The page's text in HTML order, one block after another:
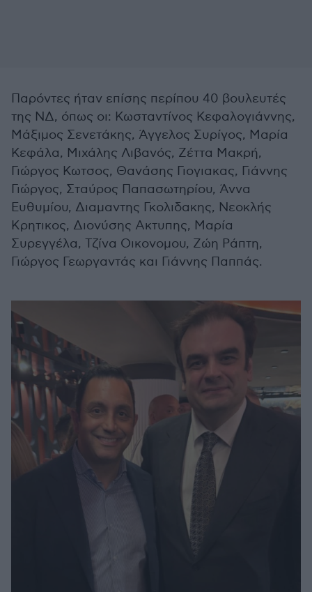
Παρόντες ήταν επίσης περίπου 40 βουλευτές
της ΝΔ, όπως οι: Κωσταντίνος Κεφαλογιάννης,
Μάξιμος Σενετάκης, Άγγελος Συρίγος, Μαρία
Κεφάλα, Μιχάλης Λιβανός, Ζέττα Μακρή,
Γιώργος Κωτσος, Θανάσης Γιογιακας, Γιάννης
Γιώργος, Σταύρος Παπασωτηρίου, Άννα
Ευθυμίου, Διαμαντης Γκολιδακης, Νεοκλής
Κρητικος, Διονύσης Ακτυπης, Μαρία
Συρεγγέλα, Τζίνα Οικονομου, Ζώη Ράπτη,
Γιώργος Γεωργαντάς και Γιάννης Παππάς.